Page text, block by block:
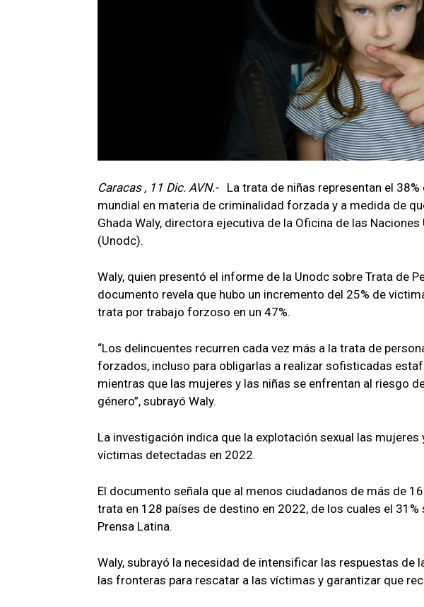
Caracas , 11 Dic. AVN.- La trata de niñas representan el
mundial en materia de criminalidad forzada y a medida de
Ghada Waly, directora ejecutiva de la Oficina de las
(Unodc).
Waly, quien presentó el informe de la Unodc sobre Trata de
documento revela que hubo un incremento del 25% de
trata por trabajo forzoso en un 47%.
“Los delincuentes recurren cada vez más a la trata de
forzados, incluso para obligarlas a realizar sofisticadas
mientras que las mujeres y las niñas se enfrentan al riesgo
género”, subrayó Waly.
La investigación indica que la explotación sexual las mujeres
víctimas detectadas en 2022.
El documento señala que al menos ciudadanos de más de
trata en 128 países de destino en 2022, de los cuales el
Prensa Latina.
Waly, subrayó la necesidad de intensificar las respuestas de
las fronteras para rescatar a las víctimas y garantizar que